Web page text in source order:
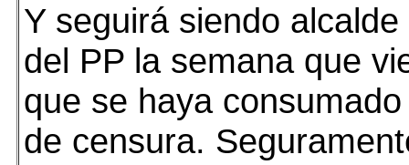
Y seguirá siendo
del PP la semana que
que se haya
de censura.